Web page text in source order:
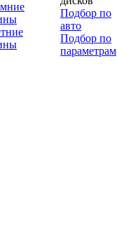
Подбор по
авто
Подбор по
параметрам